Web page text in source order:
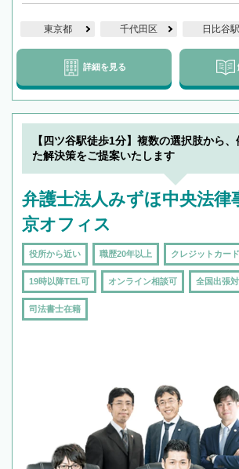
東京都 千代田区 日比谷駅
詳細を見る
【四ツ谷駅徒歩1分】複数の選択肢から
た解決策をご提案いたします
弁護士法人みずほ中央法
京オフィス
役所から近い 職歴20年以上 クレジットカー
19時以降TEL可 オンライン相談可 全国出張
司法書士在籍